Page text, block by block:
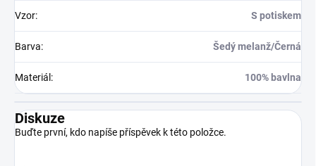
Vzor: S potiskem
Barva: Šedý melanž/Černá
Materiál : 100% bavlna
Diskuze
Buďte první, kdo napíše příspěvek k této položce.